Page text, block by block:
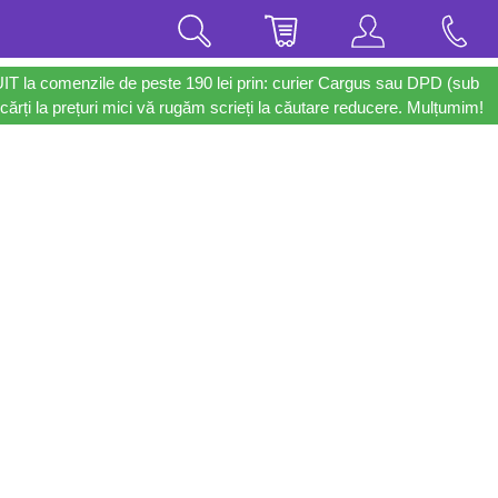
la comenzile de peste 190 lei prin: curier Cargus sau DPD (sub
la prețuri mici vă rugăm scrieți la căutare reducere. Mulțumim!